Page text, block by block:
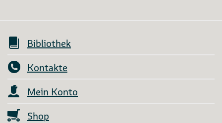
Bibliothek
Kontakte
Mein Konto
Shop